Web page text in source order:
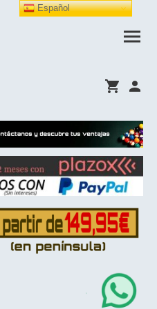
Español